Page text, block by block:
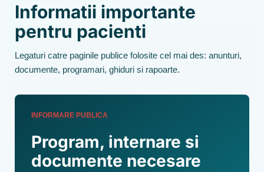
Informatii importante
pentru pacienti
Legaturi catre paginile publice folosite cel mai des: anunturi,
documente, programari, ghiduri si rapoarte.
INFORMARE PUBLICA
Program, internare si
documente necesare